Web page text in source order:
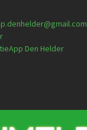
Den Helder